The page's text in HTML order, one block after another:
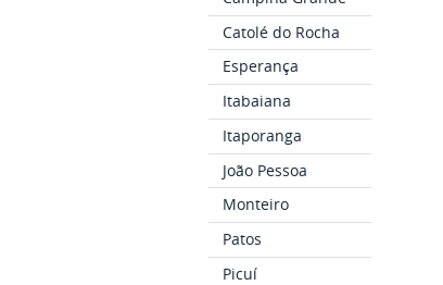
Catolé do Rocha
Esperança
Itabaiana
Itaporanga
João Pessoa
Monteiro
Patos
Picuí